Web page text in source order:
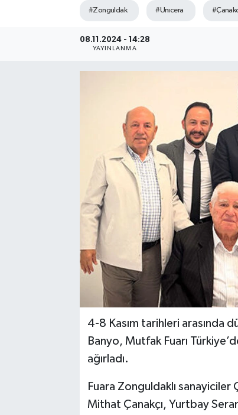
#Zonguldak #Unıcera
08.11.2024 - 14:28
YAYINLANMA
4-8 Kasım tarihleri arasında
Banyo, Mutfak Fuarı
ağırladı.
Fuara Zonguldaklı sanayiciler
Mithat Çanakçı, Yurtbay